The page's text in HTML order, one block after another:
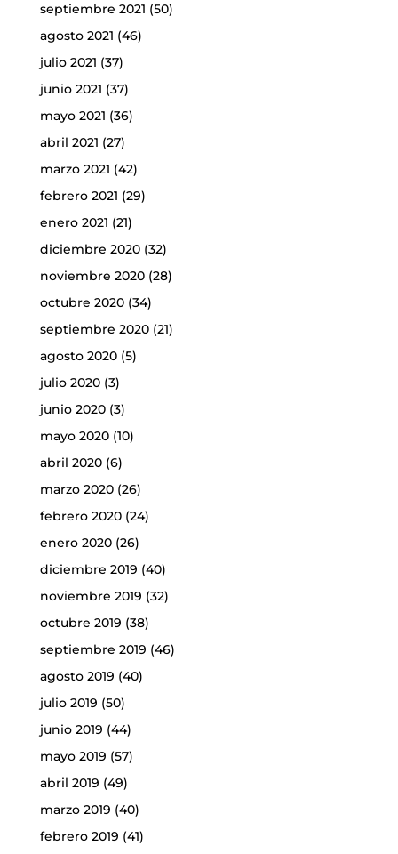
septiembre 2021 (50)
agosto 2021 (46)
julio 2021 (37)
junio 2021 (37)
mayo 2021 (36)
abril 2021 (27)
marzo 2021 (42)
febrero 2021 (29)
enero 2021 (21)
diciembre 2020(32)
noviembre 2020(28)
octubre 2020(34)
septiembre 2020(21)
agosto 2020(5)
julio 2020(3)
junio 2020(3)
mayo 2020(10)
abril 2020(6)
marzo 2020(26)
febrero 2020(24)
enero 2020(26)
diciembre 2019 (40)
noviembre 2019 (32)
octubre 2019 (38)
septiembre 2019 (46)
agosto 2019 (40)
julio 2019 (50)
junio 2019 (44)
mayo 2019 (57)
abril 2019 (49)
marzo 2019 (40)
febrero 2019 (41)